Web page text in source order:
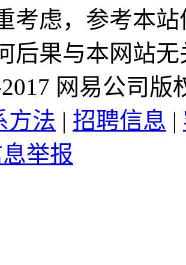
考虑，参考本
后果与本网站
2017 网易公司版
方法 | 招聘信息 |
举报